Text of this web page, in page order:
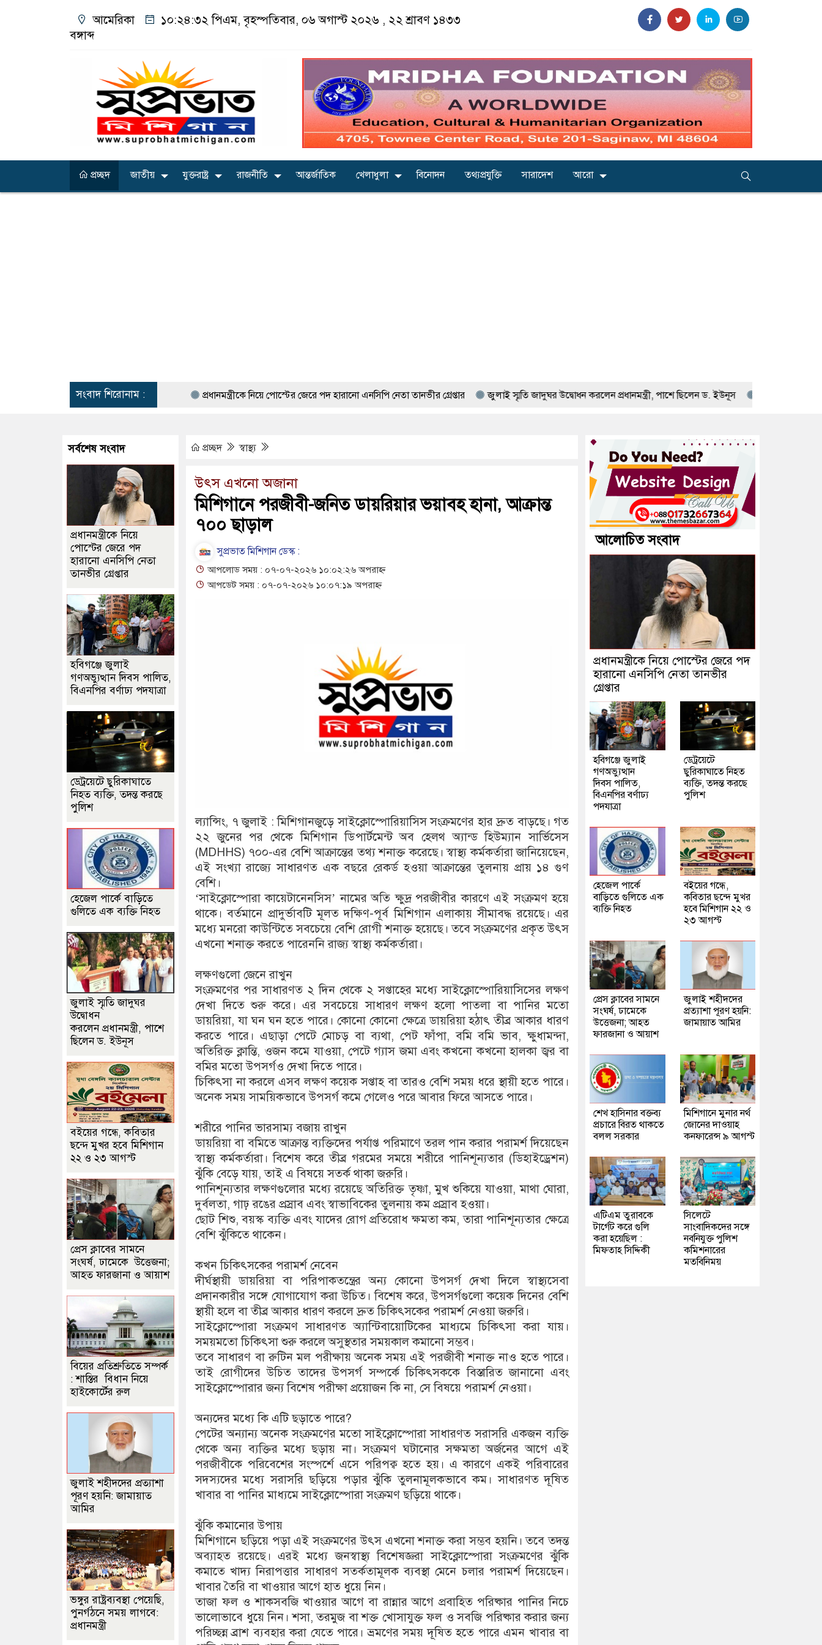
আমেরিকা ১০:২৪:৩৪ পিএম, বৃহস্পতিবার, ০৬ অগাস্ট ২০২৬ , ২২ শ্রাবণ ১৪৩৩
বঙ্গাব্দ
প্রচ্ছদ জাতীয় যুক্তরাষ্ট্র রাজনীতি আন্তর্জাতিক খেলাধুলা বিনোদন তথ্যপ্রযুক্তি সারাদেশ আরো
সংবাদ শিরোনাম : প্রধানমন্ত্রীকে নিয়ে পোস্টের জেরে পদ হারানো এনসিপি নেতা তানভীর গ্রেপ্তার জুলাই স্মৃতি জাদুঘর উদ্বোধন করলেন প্রধানমন্ত্রী, পাশে ছিলেন ড. ইউনূস জুলাই শহীদদের প্রত্যাশা পূরণ
প্রচ্ছদ স্বাস্থ্য
উৎস এখনো অজানা
মিশিগানে পরজীবী-জনিত ডায়রিয়ার ভয়াবহ হানা, আক্রান্ত
৭০০ ছাড়াল
সুপ্রভাত মিশিগান ডেস্ক :
আপলোড সময় : ০৭-০৭-২০২৬ ১০:০২:২৬ অপরাহ্ন
আপডেট সময় : ০৭-০৭-২০২৬ ১০:০৭:১৯ অপরাহ্ন
ল্যান্সিং, ৭ জুলাই : মিশিগানজুড়ে সাইক্লোস্পোরিয়াসিস সংক্রমণের হার দ্রুত বাড়ছে। গত
২২ জুনের পর থেকে মিশিগান ডিপার্টমেন্ট অব হেলথ অ্যান্ড হিউম্যান সার্ভিসেস
(MDHHS) ৭০০-এর বেশি আক্রান্তের তথ্য শনাক্ত করেছে। স্বাস্থ্য কর্মকর্তারা জানিয়েছেন,
এই সংখ্যা রাজ্যে সাধারণত এক বছরে রেকর্ড হওয়া আক্রান্তের তুলনায় প্রায় ১৪ গুণ
বেশি।
‘সাইক্লোস্পোরা কায়েটানেনসিস’ নামের অতি ক্ষুদ্র পরজীবীর কারণে এই সংক্রমণ হয়ে
থাকে। বর্তমানে প্রাদুর্ভাবটি মূলত দক্ষিণ-পূর্ব মিশিগান এলাকায় সীমাবদ্ধ রয়েছে। এর
মধ্যে মনরো কাউন্টিতে সবচেয়ে বেশি রোগী শনাক্ত হয়েছে। তবে সংক্রমণের প্রকৃত উৎস
এখনো শনাক্ত করতে পারেননি রাজ্য স্বাস্থ্য কর্মকর্তারা।
লক্ষণগুলো জেনে রাখুন
সংক্রমণের পর সাধারণত ২ দিন থেকে ২ সপ্তাহের মধ্যে সাইক্লোস্পোরিয়াসিসের লক্ষণ
দেখা দিতে শুরু করে। এর সবচেয়ে সাধারণ লক্ষণ হলো পাতলা বা পানির মতো
ডায়রিয়া, যা ঘন ঘন হতে পারে। কোনো কোনো ক্ষেত্রে ডায়রিয়া হঠাৎ তীব্র আকার ধারণ
করতে পারে। এছাড়া পেটে মোচড় বা ব্যথা, পেট ফাঁপা, বমি বমি ভাব, ক্ষুধামন্দা,
অতিরিক্ত ক্লান্তি, ওজন কমে যাওয়া, পেটে গ্যাস জমা এবং কখনো কখনো হালকা জ্বর বা
বমির মতো উপসর্গও দেখা দিতে পারে।
চিকিৎসা না করলে এসব লক্ষণ কয়েক সপ্তাহ বা তারও বেশি সময় ধরে স্থায়ী হতে পারে।
অনেক সময় সাময়িকভাবে উপসর্গ কমে গেলেও পরে আবার ফিরে আসতে পারে।
শরীরে পানির ভারসাম্য বজায় রাখুন
ডায়রিয়া বা বমিতে আক্রান্ত ব্যক্তিদের পর্যাপ্ত পরিমাণে তরল পান করার পরামর্শ দিয়েছেন
স্বাস্থ্য কর্মকর্তারা। বিশেষ করে তীব্র গরমের সময়ে শরীরে পানিশূন্যতার (ডিহাইড্রেশন)
ঝুঁকি বেড়ে যায়, তাই এ বিষয়ে সতর্ক থাকা জরুরি।
পানিশূন্যতার লক্ষণগুলোর মধ্যে রয়েছে অতিরিক্ত তৃষ্ণা, মুখ শুকিয়ে যাওয়া, মাথা ঘোরা,
দুর্বলতা, গাঢ় রঙের প্রস্রাব এবং স্বাভাবিকের তুলনায় কম প্রস্রাব হওয়া।
ছোট শিশু, বয়স্ক ব্যক্তি এবং যাদের রোগ প্রতিরোধ ক্ষমতা কম, তারা পানিশূন্যতার ক্ষেত্রে
বেশি ঝুঁকিতে থাকেন।
কখন চিকিৎসকের পরামর্শ নেবেন
দীর্ঘস্থায়ী ডায়রিয়া বা পরিপাকতন্ত্রের অন্য কোনো উপসর্গ দেখা দিলে স্বাস্থ্যসেবা
প্রদানকারীর সঙ্গে যোগাযোগ করা উচিত। বিশেষ করে, উপসর্গগুলো কয়েক দিনের বেশি
স্থায়ী হলে বা তীব্র আকার ধারণ করলে দ্রুত চিকিৎসকের পরামর্শ নেওয়া জরুরি।
সাইক্লোস্পোরা সংক্রমণ সাধারণত অ্যান্টিবায়োটিকের মাধ্যমে চিকিৎসা করা যায়।
সময়মতো চিকিৎসা শুরু করলে অসুস্থতার সময়কাল কমানো সম্ভব।
তবে সাধারণ বা রুটিন মল পরীক্ষায় অনেক সময় এই পরজীবী শনাক্ত নাও হতে পারে।
তাই রোগীদের উচিত তাদের উপসর্গ সম্পর্কে চিকিৎসককে বিস্তারিত জানানো এবং
সাইক্লোস্পোরার জন্য বিশেষ পরীক্ষা প্রয়োজন কি না, সে বিষয়ে পরামর্শ নেওয়া।
অন্যদের মধ্যে কি এটি ছড়াতে পারে?
পেটের অন্যান্য অনেক সংক্রমণের মতো সাইক্লোস্পোরা সাধারণত সরাসরি একজন ব্যক্তি
থেকে অন্য ব্যক্তির মধ্যে ছড়ায় না। সংক্রমণ ঘটানোর সক্ষমতা অর্জনের আগে এই
পরজীবীকে পরিবেশের সংস্পর্শে এসে পরিপক্ব হতে হয়। এ কারণে একই পরিবারের
সদস্যদের মধ্যে সরাসরি ছড়িয়ে পড়ার ঝুঁকি তুলনামূলকভাবে কম। সাধারণত দূষিত
খাবার বা পানির মাধ্যমে সাইক্লোস্পোরা সংক্রমণ ছড়িয়ে থাকে।
ঝুঁকি কমানোর উপায়
মিশিগানে ছড়িয়ে পড়া এই সংক্রমণের উৎস এখনো শনাক্ত করা সম্ভব হয়নি। তবে তদন্ত
অব্যাহত রয়েছে। এরই মধ্যে জনস্বাস্থ্য বিশেষজ্ঞরা সাইক্লোস্পোরা সংক্রমণের ঝুঁকি
কমাতে খাদ্য নিরাপত্তার সাধারণ সতর্কতামূলক ব্যবস্থা মেনে চলার পরামর্শ দিয়েছেন।
খাবার তৈরি বা খাওয়ার আগে হাত ধুয়ে নিন।
তাজা ফল ও শাকসবজি খাওয়ার আগে বা রান্নার আগে প্রবাহিত পরিষ্কার পানির নিচে
ভালোভাবে ধুয়ে নিন। শসা, তরমুজ বা শক্ত খোসাযুক্ত ফল ও সবজি পরিষ্কার করার জন্য
পরিচ্ছন্ন ব্রাশ ব্যবহার করা যেতে পারে। ভ্রমণের সময় দূষিত হতে পারে এমন খাবার বা
সর্বশেষ সংবাদ
প্রধানমন্ত্রীকে নিয়ে
পোস্টের জেরে পদ
হারানো এনসিপি নেতা
তানভীর গ্রেপ্তার
হবিগঞ্জে জুলাই
গণঅভ্যুত্থান দিবস পালিত,
বিএনপির বর্ণাঢ্য পদযাত্রা
ডেট্রয়েটে ছুরিকাঘাতে
নিহত ব্যক্তি, তদন্ত করছে
পুলিশ
হেজেল পার্কে বাড়িতে
গুলিতে এক ব্যক্তি নিহত
জুলাই স্মৃতি জাদুঘর
উদ্বোধন
করলেন প্রধানমন্ত্রী, পাশে
ছিলেন ড. ইউনূস
বইয়ের গন্ধে, কবিতার
ছন্দে মুখর হবে মিশিগান
২২ ও ২৩ আগস্ট
প্রেস ক্লাবের সামনে
সংঘর্ষ, ঢামেকে উত্তেজনা;
আহত ফারজানা ও আয়াশ
বিয়ের প্রতিশ্রুতিতে সম্পর্ক
: শাস্তির বিধান নিয়ে
হাইকোর্টের রুল
জুলাই শহীদদের প্রত্যাশা
পূরণ হয়নি: জামায়াত
আমির
ভঙ্গুর রাষ্ট্রব্যবস্থা পেয়েছি,
পুনর্গঠনে সময় লাগবে:
প্রধানমন্ত্রী
আলোচিত সংবাদ
প্রধানমন্ত্রীকে নিয়ে পোস্টের জেরে পদ
হারানো এনসিপি নেতা তানভীর
গ্রেপ্তার
হবিগঞ্জে জুলাই
গণঅভ্যুত্থান
দিবস পালিত,
বিএনপির বর্ণাঢ্য
পদযাত্রা
ডেট্রয়েটে
ছুরিকাঘাতে নিহত
ব্যক্তি, তদন্ত করছে
পুলিশ
হেজেল পার্কে
বাড়িতে গুলিতে এক
ব্যক্তি নিহত
বইয়ের গন্ধে,
কবিতার ছন্দে মুখর
হবে মিশিগান ২২ ও
২৩ আগস্ট
প্রেস ক্লাবের সামনে
সংঘর্ষ, ঢামেকে
উত্তেজনা; আহত
ফারজানা ও আয়াশ
জুলাই শহীদদের
প্রত্যাশা পূরণ হয়নি:
জামায়াত আমির
শেখ হাসিনার বক্তব্য
প্রচারে বিরত থাকতে
বলল সরকার
মিশিগানে মুনার নর্থ
জোনের দাওয়াহ
কনফারেন্স ৯ আগস্ট
এটিএম তুরাবকে
টার্গেট করে গুলি
করা হয়েছিল :
মিফতাহ সিদ্দিকী
সিলেটে
সাংবাদিকদের সঙ্গে
নবনিযুক্ত পুলিশ
কমিশনারের
মতবিনিময়